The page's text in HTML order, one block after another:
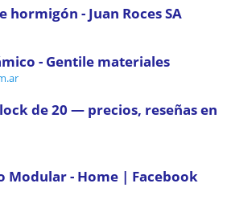
hormigón - Juan Roces SA
- Gentile materiales
de 20 — precios, reseñas en
Modular - Home | Facebook